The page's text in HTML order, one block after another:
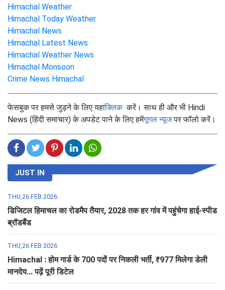
Himachal Weather
Himachal Today Weather
Himachal News
Himachal Latest News
Himachal Weather News
Himachal Monsoon
Crime News Himachal
फेसबुक पर हमसे जुड़ने के लिए यहांक्लिककरें। साथ ही और भी Hindi
News (हिंदी समाचार) के अपडेट पाने के लिए हमेंगूगल न्यूजपर फॉलो करें।
JUST IN
THU,26 FEB 2026
डिजिटल हिमाचल का रोडमैप तैयार, 2028 तक हर गांव में पहुंचेगा हाई-स्पीड
ब्रॉडबैंड
THU,26 FEB 2026
Himachal : होम गार्ड के 700 पदों पर निकली भर्ती, ₹977 मिलेगा डेली
मानदेय... पढ़ें पूरी डिटेल